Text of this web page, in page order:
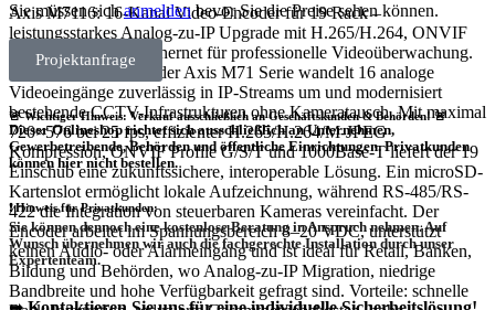
Axis M7116: 16-Kanal Video-Encoder für 19 Rack –
leistungsstarkes Analog-zu-IP Upgrade mit H.265/H.264, ONVIF
G/S/T und Gigabit Ethernet für professionelle Videoüberwachung.
Der Axis M7116 aus der Axis M71 Serie wandelt 16 analoge
Videoeingänge zuverlässig in IP-Streams um und modernisiert
bestehende CCTV-Infrastrukturen ohne Kameratausch. Mit maximal
720×576 bei 25 fps, effizienter H.265/H.264/M-JPEG
Kompression, ONVIF Profile G/S/T und 1000Base-T liefert der 19
Einschub eine zukunftssichere, interoperable Lösung. Ein microSD-
Kartenslot ermöglicht lokale Aufzeichnung, während RS-485/RS-
422 die Integration von steuerbaren Kameras vereinfacht. Der
Encoder arbeitet im Spannungsbereich 8–20 VDC, unterstützt
keinen Audio- oder Alarmeingang und ist ideal für Retail, Banken,
Bildung und Behörden, wo Analog-zu-IP Migration, niedrige
Bandbreite und hohe Verfügbarkeit gefragt sind. Vorteile: schnelle
Sie müssen sichanmeldenbevor Sie die Preise sehen können.
Projektanfrage
🚨 Wichtiger Hinweis: Verkauf ausschließlich an Geschäftskunden & Behörden! 🚨
Dieser Onlineshop richtet sichausschließlichan Unternehmen,
Gewerbetreibende, Behörden und öffentliche Einrichtungen.Privatkunden
können hier nicht bestellen.
❗Hinweis für Privatkunden:
Sie können dennoch einekostenlose Beratung in Anspruch nehmen. Auf
Wunsch übernehmen wir auch diefachgerechte Installation durch unser
Expertenteam.